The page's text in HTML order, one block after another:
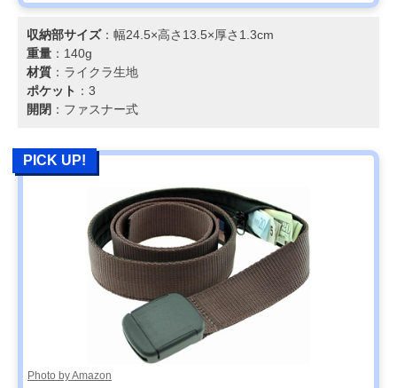
収納部サイズ：幅24.5×高さ13.5×厚さ1.3cm
重量 ：140g
材質 ：ライクラ生地
ポケット ：3
開閉 ：ファスナー式
PICK UP!
Photo by Amazon